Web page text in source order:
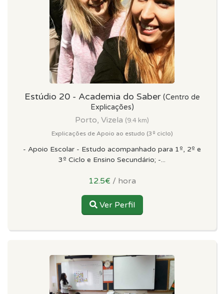
Estúdio 20 - Academia do Saber (Centro de
Explicações)
Porto, Vizela (9.4 km)
Explicações de Apoio ao estudo (3º ciclo)
- Apoio Escolar - Estudo acompanhado para 1º, 2º e
3º Ciclo e Ensino Secundário; -...
12.5€ / hora
Ver Perfil